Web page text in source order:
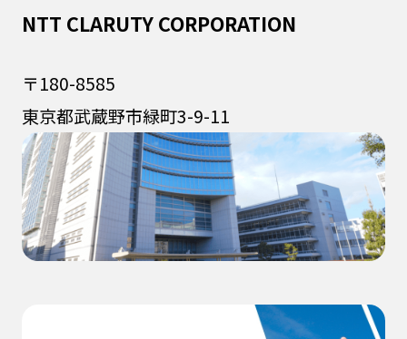
NTT CLARUTY CORPORATION
〒180-8585
東京都武蔵野市緑町3-9-11